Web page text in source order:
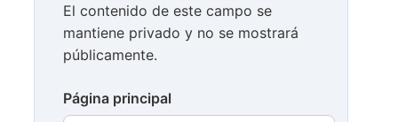
El contenido de este campo se
mantiene privado y no se mostrará
públicamente.
Página principal